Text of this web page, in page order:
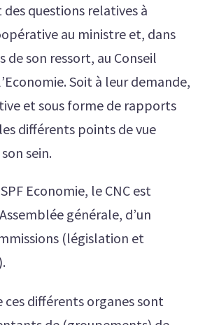
questions relatives à
au ministre et, dans
de son ressort, au Conseil
Soit à leur demande,
et sous forme de rapports
différents points de vue
sein.
Economie, le CNC est
générale, d’un
(législation et
ces différents organes sont